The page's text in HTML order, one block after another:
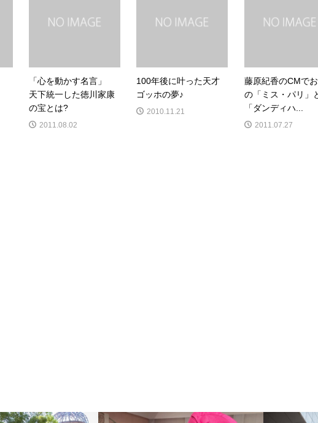
「心を動かす名言」
天下統一した徳川家康
の宝とは?
2011.08.02
100年後に叶った天才
ゴッホの夢♪
2010.11.21
藤原紀香のCMで
の「ミス・パリ」
「ダンディハ...
2011.07.27